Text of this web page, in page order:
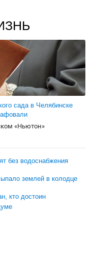
сада в Челябинске
«Ньютон»
без водоснабжения
землей в колодце
кто достоин